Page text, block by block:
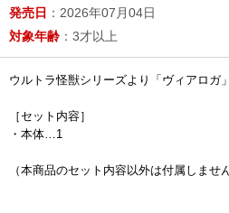
発売日 ：2026年07月04日
対象年齢 ：3才以上
ウルトラ怪獣シリーズより「ヴィアロガ
［セット内容］
・本体…1
（本商品のセット内容以外は付属しませ